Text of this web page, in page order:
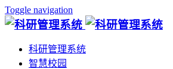
Toggle navigation
科研管理系统
智慧校园